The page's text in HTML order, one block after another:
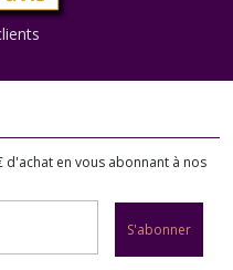
en vous abonnant à nos
S'abonner